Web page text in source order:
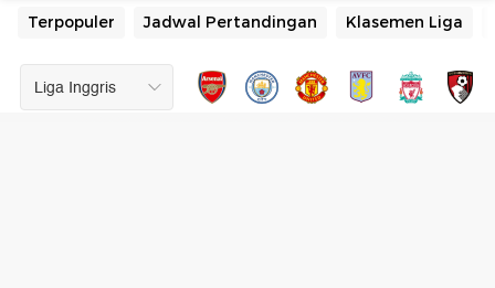
Terpopuler Jadwal Pertandingan Klasemen Liga